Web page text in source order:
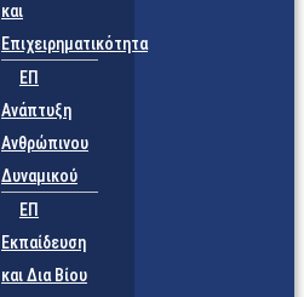
και
Επιχειρηματικότητα
ΕΠ
Ανάπτυξη
Ανθρώπινου
Δυναμικού
ΕΠ
Εκπαίδευση
και Δια Βίου